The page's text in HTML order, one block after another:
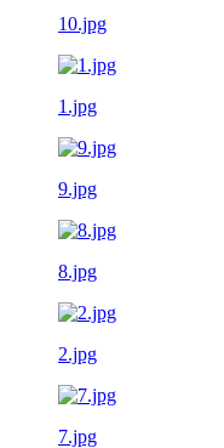
10.jpg
1.jpg
9.jpg
8.jpg
2.jpg
7.jpg